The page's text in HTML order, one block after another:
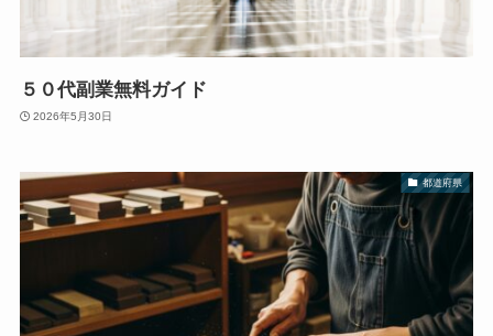
５０代副業無料ガイド
2026年5月30日
都道府県